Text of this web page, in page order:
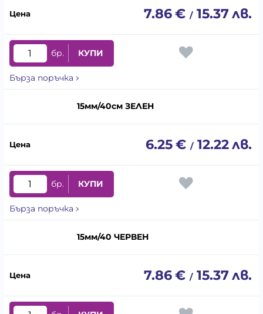
7.86€ / 15.37лв.
бр. КУПИ
Бърза поръчка
15мм/40см ЗЕЛЕН
6.25€ / 12.22лв.
бр. КУПИ
Бърза поръчка
15мм/40 ЧЕРВЕН
7.86€ / 15.37лв.